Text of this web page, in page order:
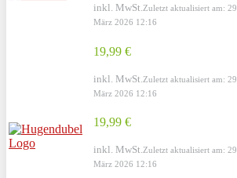
inkl. MwSt. Zuletzt aktualisiert am: 29.
März 2026 12:16
19,99 €
inkl. MwSt. Zuletzt aktualisiert am: 29.
März 2026 12:16
19,99 €
inkl. MwSt. Zuletzt aktualisiert am: 29.
März 2026 12:16